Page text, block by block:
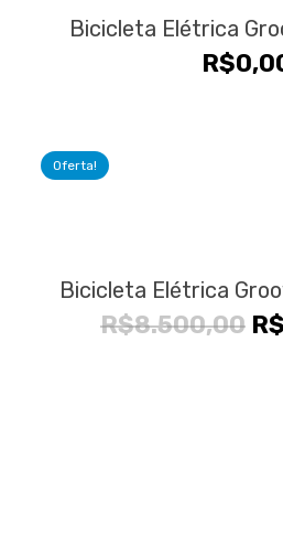
Bicicleta Elétrica
R$
Oferta!
Bicicleta Elétrica
R$8.500,00 O
R$